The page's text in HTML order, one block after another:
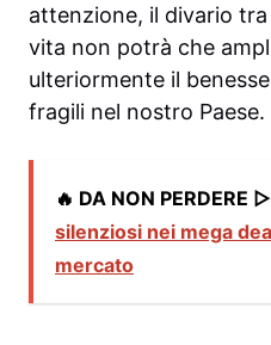
attenzione, il divario
vita non potrà che
ulteriormente il
fragili nel nostro Paese.
🔥 DA NON PERDERE ▷
silenziosi nei mega
mercato